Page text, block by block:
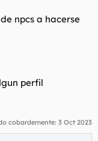
npcs a hacerse
perfil
cobardemente: 3 Oct 2023